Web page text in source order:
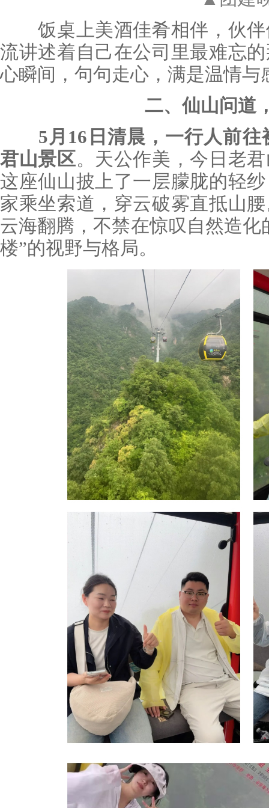
饭桌上美酒佳肴相伴，伙伴
流讲述着自己在公司里最难忘
心瞬间，句句走心，满是温情与
二、仙山问道
5月16日清晨，一行人前
君山景区。天公作美，今日老
这座仙山披上了一层朦胧的轻
家乘坐索道，穿云破雾直抵山
云海翻腾，不禁在惊叹自然造
楼”的视野与格局。